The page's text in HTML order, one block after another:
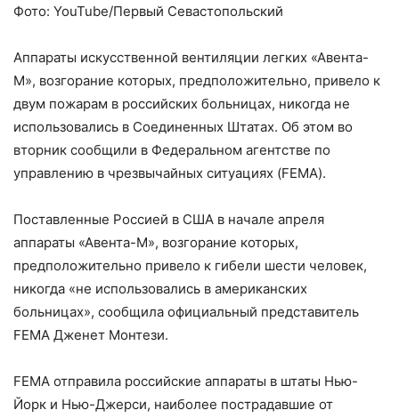
Фото: YouTube/Первый Севастопольский
Аппараты искусственной вентиляции легких «Авента-
М», возгорание которых, предположительно, привело к
двум пожарам в российских больницах, никогда не
использовались в Соединенных Штатах. Об этом во
вторник сообщили в Федеральном агентстве по
управлению в чрезвычайных ситуациях (FEMA).
Поставленные Россией в США в начале апреля
аппараты «Авента-М», возгорание которых,
предположительно привело к гибели шести человек,
никогда «не использовались в американских
больницах», сообщила официальный представитель
FEMA Дженет Монтези.
FEMA отправила российские аппараты в штаты Нью-
Йорк и Нью-Джерси, наиболее пострадавшие от